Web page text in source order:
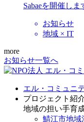
Sabaeを開催しま
お知らせ
地域 × IT
more
お知らせ一覧へ
エル・コミュニ
プロジェクト紹
地域の担い手育
鯖江市地域